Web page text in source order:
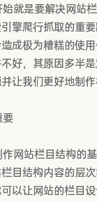
是要解决网站栏
擎爬行抓取的重
成极为糟糕的使
好，其原因多半
让我们更好地制
站栏目结构的基
目结构内容的层
以让网站的栏目